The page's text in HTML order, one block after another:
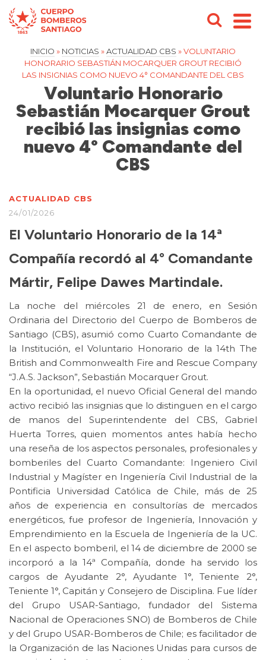
INICIO » NOTICIAS »ACTUALIDAD CBS »VOLUNTARIO
HONORARIO SEBASTIÁN MOCARQUER GROUT RECIBIÓ
LAS INSIGNIAS COMO NUEVO 4° COMANDANTE DEL CBS
Voluntario Honorario
Sebastián Mocarquer Grout
recibió las insignias como
nuevo 4° Comandante del
CBS
ACTUALIDAD CBS
24/01/2026
El Voluntario Honorario de la 14ª
Compañía recordó al 4° Comandante
Mártir, Felipe Dawes Martindale.
La noche del miércoles 21 de enero, en Sesión
Ordinaria del Directorio del Cuerpo de Bomberos de
Santiago (CBS), asumió como Cuarto Comandante de
la Institución, el Voluntario Honorario de la 14th The
British and Commonwealth Fire and Rescue Company
“J.A.S. Jackson”, Sebastián Mocarquer Grout.
En la oportunidad, el nuevo Oficial General del mando
activo recibió las insignias que lo distinguen en el cargo
de manos del Superintendente del CBS, Gabriel
Huerta Torres, quien momentos antes había hecho
una reseña de los aspectos personales, profesionales y
bomberiles del Cuarto Comandante: Ingeniero Civil
Industrial y Magíster en Ingeniería Civil Industrial de la
Pontificia Universidad Católica de Chile, más de 25
años de experiencia en consultorías de mercados
energéticos, fue profesor de Ingeniería, Innovación y
Emprendimiento en la Escuela de Ingeniería de la UC.
En el aspecto bomberil, el 14 de diciembre de 2000 se
incorporó a la 14ª Compañía, donde ha servido los
cargos de Ayudante 2°, Ayudante 1°, Teniente 2°,
Teniente 1°, Capitán y Consejero de Disciplina. Fue líder
del Grupo USAR-Santiago, fundador del Sistema
Nacional de Operaciones SNO) de Bomberos de Chile
y del Grupo USAR-Bomberos de Chile; es facilitador de
la Organización de las Naciones Unidas para cursos de